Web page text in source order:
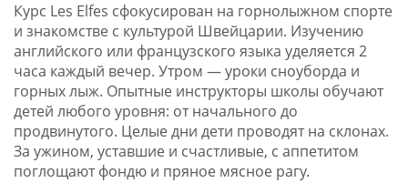
Курс Les Elfes сфокусирован на горнолыжном спорте
и знакомстве с культурой Швейцарии. Изучению
английского или французского языка уделяется 2
часа каждый вечер. Утром — уроки сноуборда и
горных лыж. Опытные инструкторы школы обучают
детей любого уровня: от начального до
продвинутого. Целые дни дети проводят на склонах.
За ужином, уставшие и счастливые, с аппетитом
поглощают фондю и пряное мясное рагу.